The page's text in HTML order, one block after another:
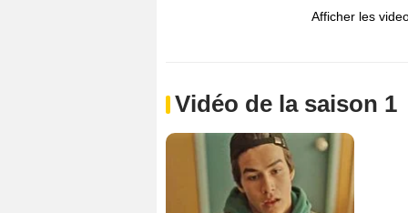
Afficher les
Vidéo de la saison 1